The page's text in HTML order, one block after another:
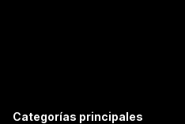
Categorías principales